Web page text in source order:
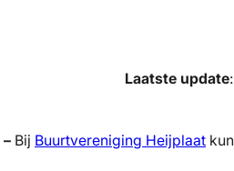
Laatste update
– Bij Buurtvereniging Heijplaat